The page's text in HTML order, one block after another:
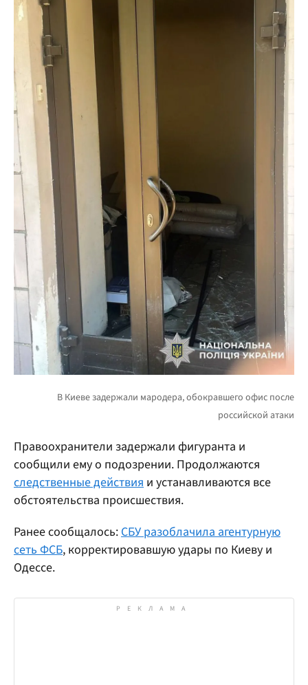
Правоохранители задержали фигуранта и
сообщили ему о подозрении. Продолжаются
следственные действия и устанавливаются все
обстоятельства происшествия.
Ранее сообщалось:СБУ разоблачила агентурную
сеть ФСБ, корректировавшую удары по Киеву и
Одессе.